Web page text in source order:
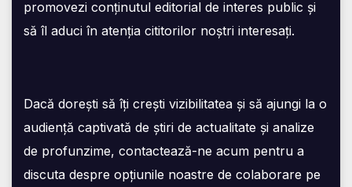
promovezi conținutul editorial de interes public și
să îl aduci în atenția cititorilor noștri interesați.
Dacă dorești să îți crești vizibilitatea și să ajungi la o
audiență captivată de știri de actualitate și analize
de profunzime, contactează-ne acum pentru a
discuta despre opțiunile noastre de colaborare pe